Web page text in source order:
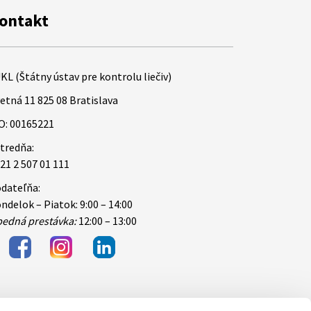
(Štátny ústav pre kontrolu liečiv)
11 825 08 Bratislava
00165221
2 507 01 111
– Piatok: 9:00 – 14:00
prestávka:12:00 – 13:00